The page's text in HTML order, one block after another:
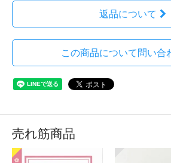
返品について
この商品について問い合
売れ筋商品